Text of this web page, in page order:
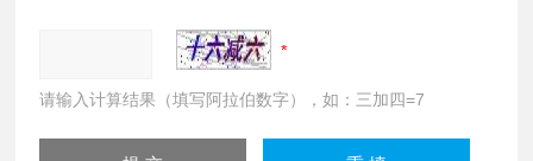
请输入计算结果（填写阿拉伯数字），如：三加四=7